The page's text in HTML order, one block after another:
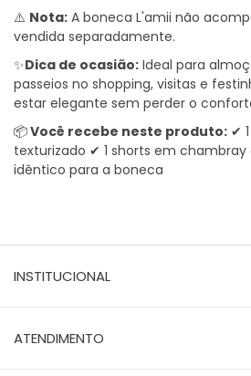
⚠️ Nota: A boneca L'amii não
vendida separadamente.
✨Dica de ocasião: Ideal para
passeios no shopping, visitas e
estar elegante sem perder o
📦Você recebe neste produto: ✔
texturizado ✔ 1 shorts em
idêntico para a boneca
INSTITUCIONAL
ATENDIMENTO